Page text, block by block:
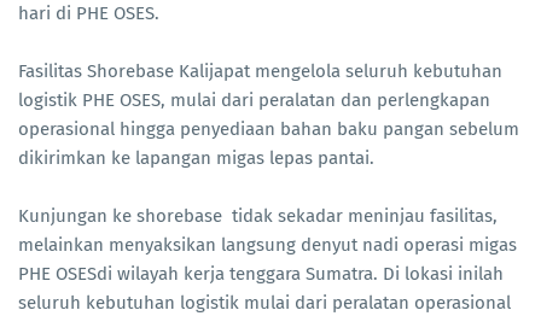
hari di PHE OSES.
Fasilitas Shorebase Kalijapat mengelola seluruh kebutuhan
logistik PHE OSES, mulai dari peralatan dan perlengkapan
operasional hingga penyediaan bahan baku pangan sebelum
dikirimkan ke lapangan migas lepas pantai.
Kunjungan ke shorebase tidak sekadar meninjau fasilitas,
melainkan menyaksikan langsung denyut nadi operasi migas
PHE OSESdi wilayah kerja tenggara Sumatra. Di lokasi inilah
seluruh kebutuhan logistik mulai dari peralatan operasional